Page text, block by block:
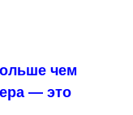
чем
— это